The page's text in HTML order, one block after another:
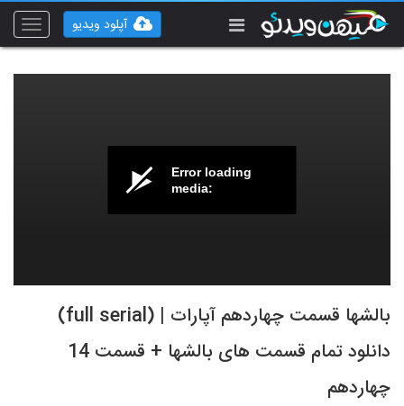
Toggle
آپلود ویدیو
Error loading
media:
بالشها قسمت چهاردهم آپارات | (full serial)
دانلود تمام قسمت های بالشها + قسمت 14
چهاردهم